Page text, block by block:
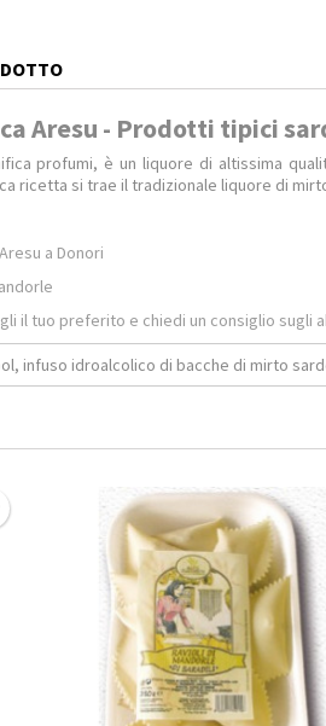
Aresu - Prodotti tipici
profumi, è un liquore di altissima
ricetta si trae il tradizionale liquore di
a Donori
il tuo preferito e chiedi un consiglio sugli
infuso idroalcolico di bacche di mirto